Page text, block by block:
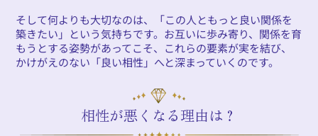
そして何よりも大切なのは、「この人ともっと良い関係を
築きたい」という気持ちです。お互いに歩み寄り、関係を育
もうとする姿勢があってこそ、これらの要素が実を結び、
かけがえのない「良い相性」へと深まっていくのです。
相性が悪くなる理由は？